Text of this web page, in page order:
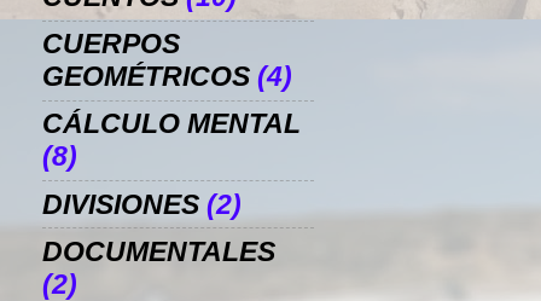
CUERPOS
GEOMÉTRICOS (4)
CÁLCULO MENTAL
(8)
DIVISIONES (2)
DOCUMENTALES
(2)